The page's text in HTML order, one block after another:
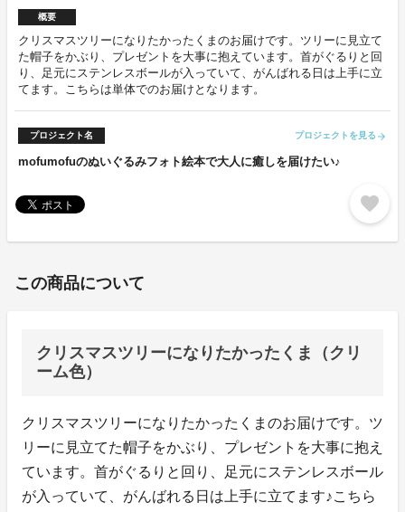
概要
クリスマスツリーになりたかったくまのお届けです。ツリーに見立て
た帽子をかぶり、プレゼントを大事に抱えています。首がぐるりと回
り、足元にステンレスボールが入っていて、がんばれる日は上手に立
てます。こちらは単体でのお届けとなります。
プロジェクト名 プロジェクトを見る arrow_forward
mofumofuのぬいぐるみフォト絵本で大人に癒しを届けたい♪
favorite
この商品について
クリスマスツリーになりたかったくま（クリ
ーム色）
クリスマスツリーになりたかったくまのお届けです。ツ
リーに見立てた帽子をかぶり、プレゼントを大事に抱え
ています。首がぐるりと回り、足元にステンレスボール
が入っていて、がんばれる日は上手に立てます♪こちら